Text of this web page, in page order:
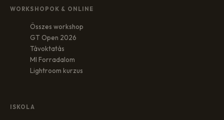
WORKSHOPOK & ONLINE
Összes workshop
GT Open 2026
Távoktatás
MI Forradalom
Lightroom kurzus
ISKOLA